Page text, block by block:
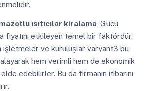
ısıtıcılar kiralama Gücü
fiyatını etkileyen temel bir faktördür.
işletmeler ve kuruluşlar varyant3 bu
kiralayarak hem verimli hem de ekonomik
edebilirler. Bu da firmanın itibarını